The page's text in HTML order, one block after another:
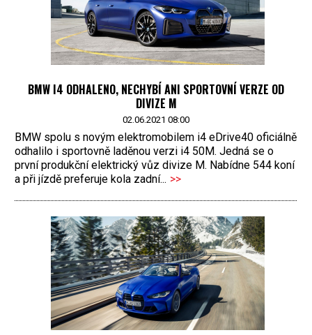
BMW I4 ODHALENO, NECHYBÍ ANI SPORTOVNÍ VERZE OD
DIVIZE M
02.06.2021 08:00
BMW spolu s novým elektromobilem i4 eDrive40 oficiálně
odhalilo i sportovně laděnou verzi i4 50M. Jedná se o
první produkční elektrický vůz divize M. Nabídne 544 koní
a při jízdě preferuje kola zadní... >>